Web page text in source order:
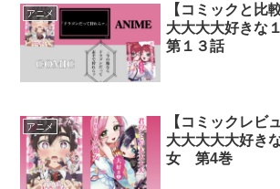
アニメ
【コミックと比
大大大大好きな
第１３話
アニメ
【コミックレビ
大大大大大好き
女 第4巻